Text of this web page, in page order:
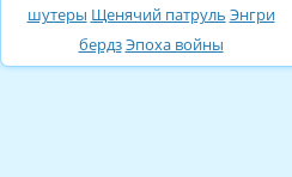
шутеры Щенячий патруль Энгри
бердзЭпоха войны